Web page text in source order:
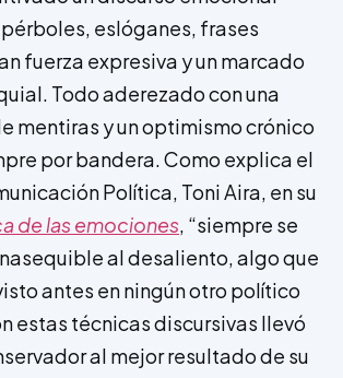
eslóganes, frases
fuerza expresiva y un marcado
Todo aderezado con una
mentiras y un optimismo crónico
por bandera. Como explica el
Política, Toni Aira, en su
de las emociones, “siempre se
al desaliento, algo que
antes en ningún otro político
estas técnicas discursivas llevó
al mejor resultado de su